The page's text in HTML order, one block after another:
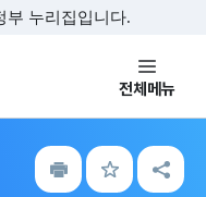
바로가기
용 바로가기
부 누리집입니다.
전체메뉴
인
쇄
즐
겨
공
유